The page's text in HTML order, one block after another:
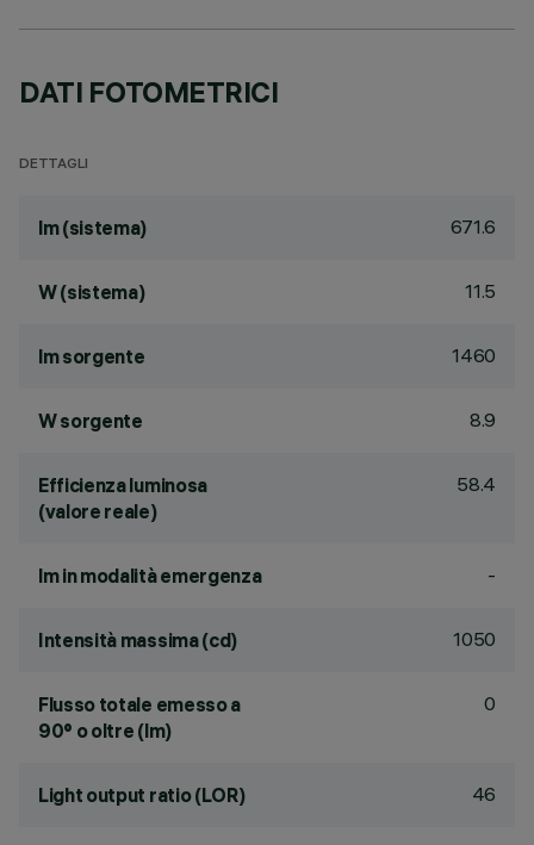
DATI FOTOMETRICI
DETTAGLI
lm (sistema) 671.6
W (sistema) 11.5
lm sorgente 1460
W sorgente 8.9
Efficienza luminosa
(valore reale)
58.4
lm in modalità emergenza -
Intensità massima (cd) 1050
Flusso totale emesso a
90° o oltre (lm)
0
Light output ratio (LOR) 46